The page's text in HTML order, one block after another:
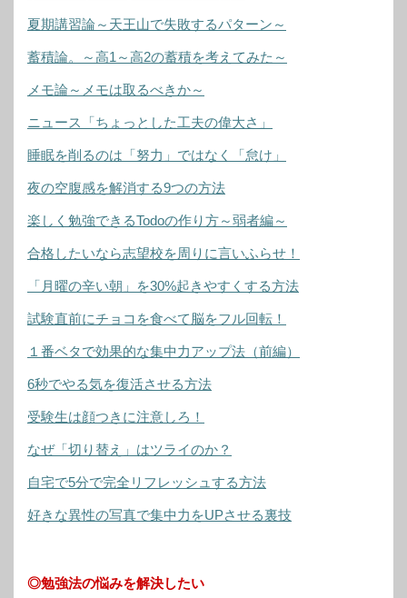
夏期講習論～天王山で失敗するパターン～
蓄積論。～高1～高2の蓄積を考えてみた～
メモ論～メモは取るべきか～
ニュース「ちょっとした工夫の偉大さ」
睡眠を削るのは「努力」ではなく「怠け」
夜の空腹感を解消する9つの方法
楽しく勉強できるTodoの作り方～弱者編～
合格したいなら志望校を周りに言いふらせ！
「月曜の辛い朝」を30%起きやすくする方法
試験直前にチョコを食べて脳をフル回転！
１番ベタで効果的な集中力アップ法（前編）
6秒でやる気を復活させる方法
受験生は顔つきに注意しろ！
なぜ「切り替え」はツライのか？
自宅で5分で完全リフレッシュする方法
好きな異性の写真で集中力をUPさせる裏技
◎勉強法の悩みを解決したい